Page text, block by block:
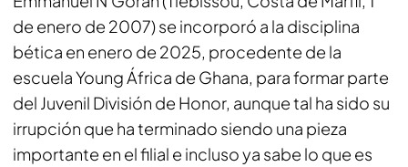
de enero de 2007) se incorporó a la disciplina
bética en enero de 2025, procedente de la
escuela Young África de Ghana, para formar parte
del Juvenil División de Honor, aunque tal ha sido su
irrupción que ha terminado siendo una pieza
importante en el filial e incluso ya sabe lo que es